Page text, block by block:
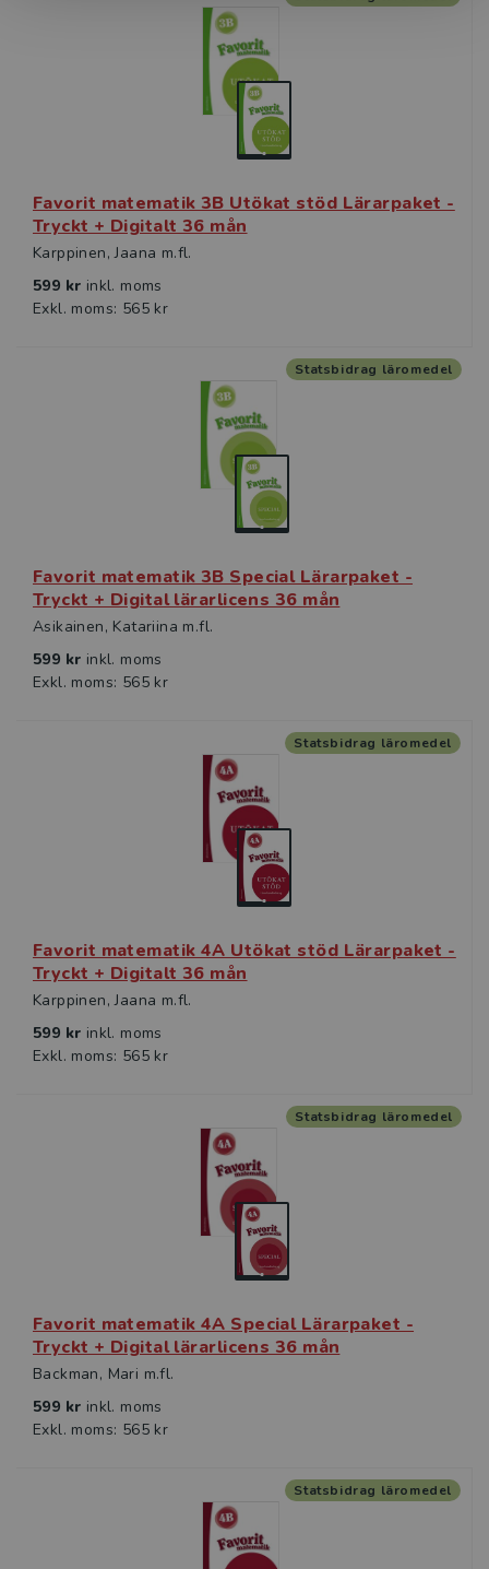
Favorit matematik 3B Utökat stöd Lärarpaket -
Tryckt + Digitalt 36 mån
Karppinen, Jaana m.fl.
599 kr inkl. moms
Exkl. moms: 565 kr
Favorit matematik 3B Special Lärarpaket -
Tryckt + Digital lärarlicens 36 mån
Asikainen, Katariina m.fl.
599 kr inkl. moms
Exkl. moms: 565 kr
Statsbidrag läromedel
Favorit matematik 4A Utökat stöd Lärarpaket -
Tryckt + Digitalt 36 mån
Karppinen, Jaana m.fl.
599 kr inkl. moms
Exkl. moms: 565 kr
Statsbidrag läromedel
Favorit matematik 4A Special Lärarpaket -
Tryckt + Digital lärarlicens 36 mån
Backman, Mari m.fl.
599 kr inkl. moms
Exkl. moms: 565 kr
Statsbidrag läromedel
Statsbidrag läromedel